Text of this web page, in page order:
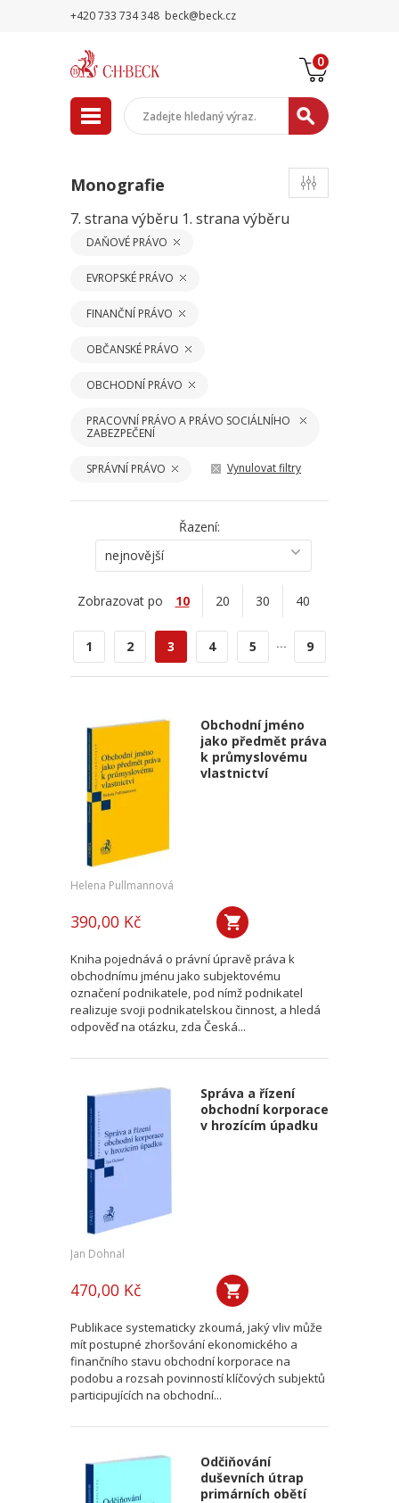
+420 733 734 348 beck@beck.cz
0
Monografie
7. strana výběru 1. strana výběru
DAŇOVÉ PRÁVO
EVROPSKÉ PRÁVO
FINANČNÍ PRÁVO
OBČANSKÉ PRÁVO
OBCHODNÍ PRÁVO
PRACOVNÍ PRÁVO A PRÁVO SOCIÁLNÍHO
ZABEZPEČENÍ
SPRÁVNÍ PRÁVO Vynulovat filtry
Řazení:
nejnovější
Zobrazovat po 10 20 30 40
1 2 3 4 5 ... 9
Obchodní jméno
jako předmět práva
k průmyslovému
vlastnictví
Helena Pullmannová
390,00 Kč
Kniha pojednává o právní úpravě práva k
obchodnímu jménu jako subjektovému
označení podnikatele, pod nímž podnikatel
realizuje svoji podnikatelskou činnost, a hledá
odpověď na otázku, zda Česká...
Správa a řízení
obchodní korporace
v hrozícím úpadku
Jan Dohnal
470,00 Kč
Publikace systematicky zkoumá, jaký vliv může
mít postupné zhoršování ekonomického a
finančního stavu obchodní korporace na
podobu a rozsah povinností klíčových subjektů
participujících na obchodní...
Odčiňování
duševních útrap
primárních obětí